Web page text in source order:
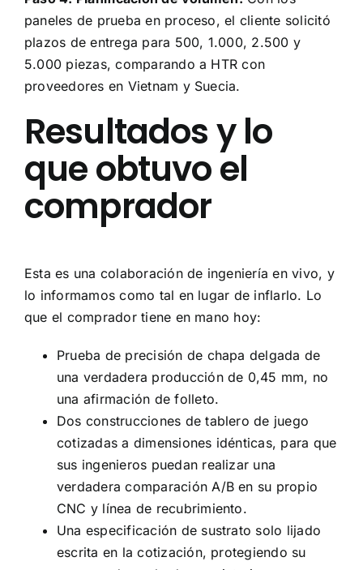
paneles de prueba en proceso, el cliente solicitó
plazos de entrega para 500, 1.000, 2.500 y
5.000 piezas, comparando a HTR con
proveedores en Vietnam y Suecia.
Resultados y lo
que obtuvo el
comprador
Esta es una colaboración de ingeniería en vivo, y
lo informamos como tal en lugar de inflarlo. Lo
que el comprador tiene en mano hoy:
Prueba de precisión de chapa delgada de
una verdadera producción de 0,45 mm, no
una afirmación de folleto.
Dos construcciones de tablero de juego
cotizadas a dimensiones idénticas, para que
sus ingenieros puedan realizar una
verdadera comparación A/B en su propio
CNC y línea de recubrimiento.
Una especificación de sustrato solo lijado
escrita en la cotización, protegiendo su